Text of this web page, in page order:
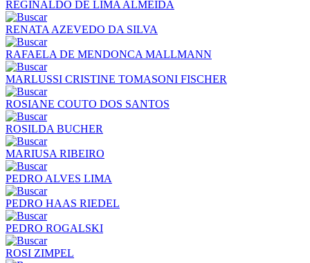
REGINALDO DE LIMA ALMEIDA
RENATA AZEVEDO DA SILVA
RAFAELA DE MENDONCA MALLMANN
MARLUSSI CRISTINE TOMASONI FISCHER
ROSIANE COUTO DOS SANTOS
ROSILDA BUCHER
MARIUSA RIBEIRO
PEDRO ALVES LIMA
PEDRO HAAS RIEDEL
PEDRO ROGALSKI
ROSI ZIMPEL